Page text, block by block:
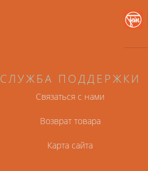
СЛУЖБА ПОДДЕРЖКИ
Связаться с нами
Возврат товара
Карта сайта